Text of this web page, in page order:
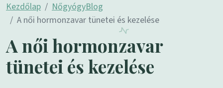
Kezdőlap
NőgyógyBlog
A női hormonzavar tünetei és kezelése
A női hormonzavar
tünetei és kezelése